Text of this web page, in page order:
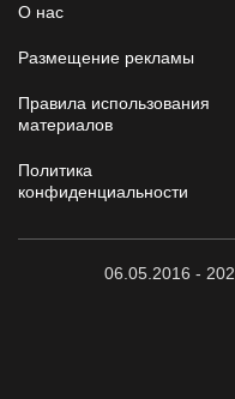
О нас
Размещение рекламы
Правила использования
материалов
Политика
конфиденциальности
06.05.2016 -